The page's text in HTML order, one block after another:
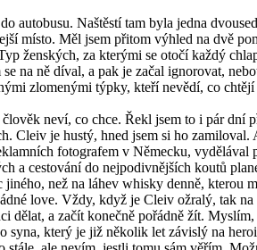
autobusu. Naštěstí tam byla jedna
místo. Měl jsem přitom výhled na dvě
ženských, za kterými se otočí každý
na ně díval, a pak je začal ignorovat,
zlomenými týpky, kteří nevědí, co chtějí
neví, co chce. Řekl jsem to i pár dní
Cleiv je hustý, hned jsem si ho zamiloval.
fotografem v Německu, vydělával
a cestování do nejpodivnějších koutů
než na láhev whisky denně, kterou
love. Vždy, když je Cleiv ožralý, tak na
dělat, a začít konečně pořádně žít. Myslím,
syna, který je již několik let závislý na